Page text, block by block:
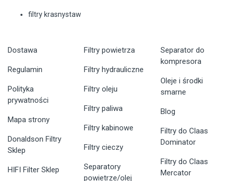
filtry krasnystaw
Dostawa
Regulamin
Polityka
prywatności
Mapa strony
Donaldson Filtry
Sklep
HIFI Filter Sklep
Filtry powietrza
Filtry hydrauliczne
Filtry oleju
Filtry paliwa
Filtry kabinowe
Filtry cieczy
Separatory
powietrze/olej
Separator do
kompresora
Oleje i środki
smarne
Blog
Filtry do Claas
Dominator
Filtry do Claas
Mercator